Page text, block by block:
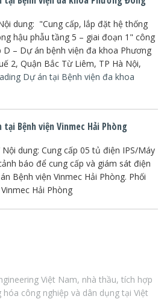
dung: "Cung cấp, lắp đặt hệ thống
hậu phẫu tầng 5 – giai đoạn 1" công
– Dự án bệnh viện đa khoa Phương
2, Quận Bắc Từ Liêm, TP Hà Nội,
Dự án tại Bệnh viện đa khoa
tại Bệnh viện Vinmec Hải Phòng
dung: Cung cấp 05 tủ điện IPS/Máy
báo để cung cấp và giám sát điện
Bệnh viện Vinmec Hải Phòng. Phối
Hải Phòng
Việt Nam, nhà thầu, tích hợp
công nghiệp và dân dụng tại Việt